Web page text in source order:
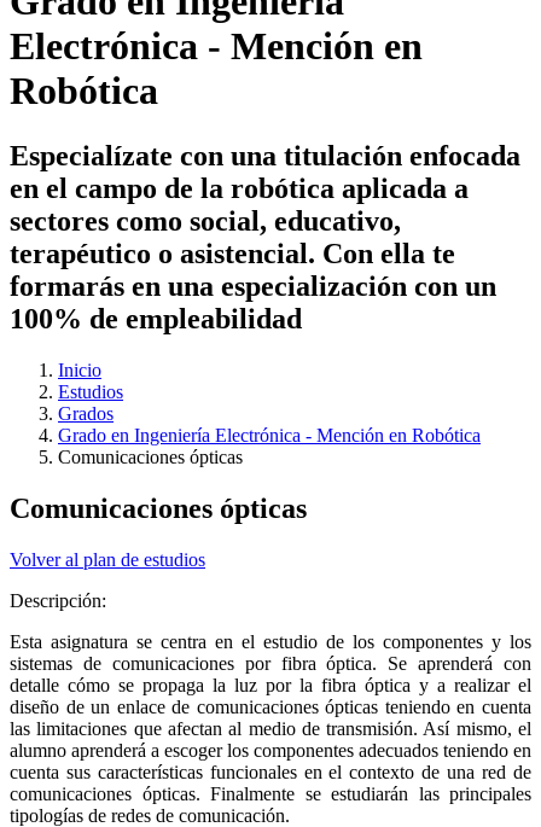
Electrónica - Mención en
Robótica
Especialízate con una titulación enfocada
en el campo de la robótica aplicada a
sectores como social, educativo,
terapéutico o asistencial. Con ella te
formarás en una especialización con un
100% de empleabilidad
Inicio
Estudios
Grados
Grado en Ingeniería Electrónica - Mención en Robótica
Comunicaciones ópticas
Comunicaciones ópticas
Volver al plan de estudios
Descripción:
Esta asignatura se centra en el estudio de los componentes y los
sistemas de comunicaciones por fibra óptica. Se aprenderá con
detalle cómo se propaga la luz por la fibra óptica y a realizar el
diseño de un enlace de comunicaciones ópticas teniendo en cuenta
las limitaciones que afectan al medio de transmisión. Así mismo, el
alumno aprenderá a escoger los componentes adecuados teniendo en
cuenta sus características funcionales en el contexto de una red de
comunicaciones ópticas. Finalmente se estudiarán las principales
tipologías de redes de comunicación.